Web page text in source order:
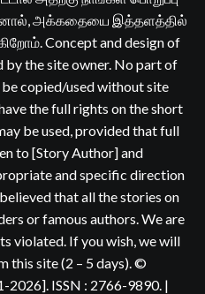
அக்கதையை இத்தளத்தில்
Concept and design of
by the site owner. No part of
copied/used without site
the full rights on the short
be used, provided that full
to [Story Author] and
and specific direction
that all the stories on
or famous authors. We are
violated. If you wish, we will
this site (2 – 5 days). ©
2026]. ISSN : 2766-9890. |